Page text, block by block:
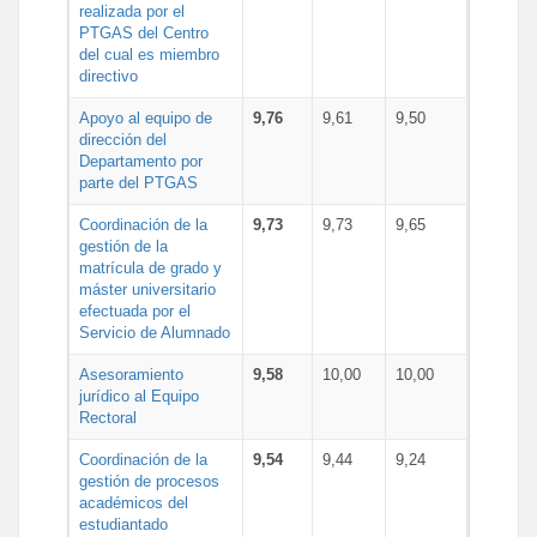
realizada por el
PTGAS del Centro
del cual es miembro
directivo
Apoyo al equipo de
dirección del
Departamento por
parte del PTGAS
9,76 9,61 9,50
Coordinación de la
gestión de la
matrícula de grado y
máster universitario
efectuada por el
Servicio de Alumnado
9,73 9,73 9,65
Asesoramiento
jurídico al Equipo
Rectoral
9,58 10,00 10,00
Coordinación de la
gestión de procesos
académicos del
estudiantado
9,54 9,44 9,24